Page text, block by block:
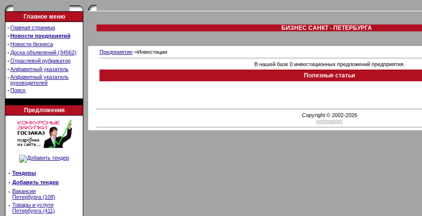
Главное меню
· Главная страница
· Новости предприятий
· Новости бизнеса
· Доска объявлений (34562)
· Отраслевой рубрикатор
· Алфавитный указатель
· Алфавитный указатель
руководителей
· Поиск
Предложения
· Тендеры
· Добавить тендер
· Вакансии
Петербурга (108)
· Товары и услуги
Петербурга (411)
БИЗНЕС САНКТ - ПЕТЕРБУРГА
Предприятие->Инвестиции
В нашей базе 0 инвестиционных предложений предприятия.
Полезные статьи
Copyright © 2002-2026
webmaster